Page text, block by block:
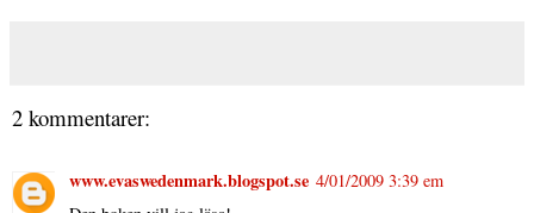
2 kommentarer:
www.evaswedenmark.blogspot.se 4/01/2009 3:39 em